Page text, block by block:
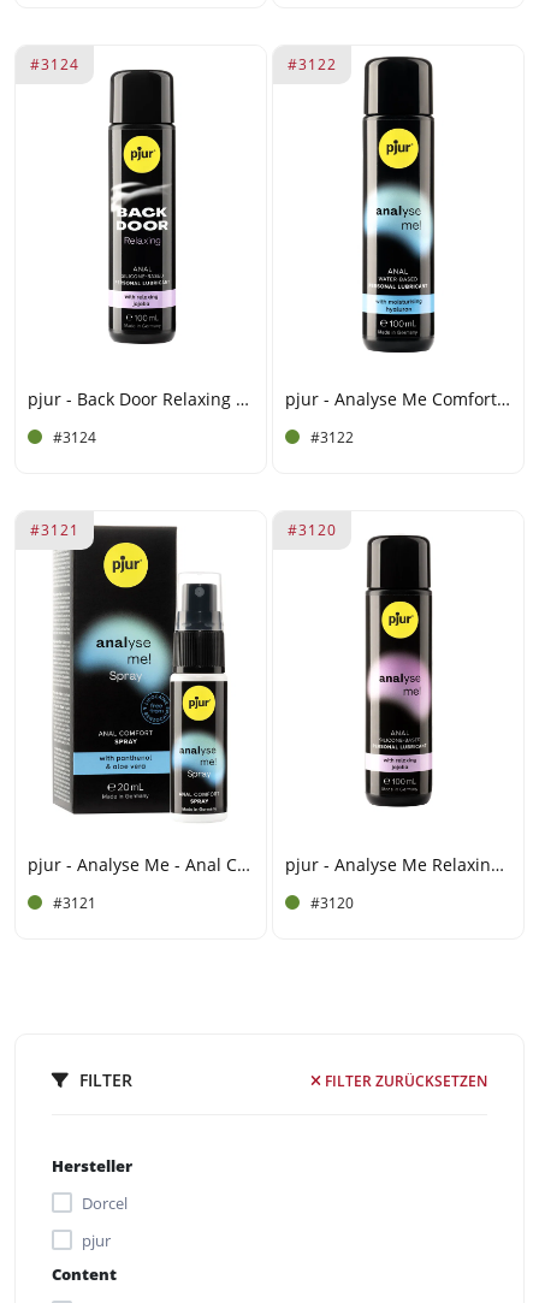
#3124
pjur - Back Door Relaxing - Gleitmittel auf Silikonbasis - 100 ml
#3124
#3122
pjur - Analyse Me Comfort - Gleitmittel auf Wasserbasis - 100 ml
#3122
#3121
pjur - Analyse Me - Anal Comfort Spray - 20 ml
#3121
#3120
pjur - Analyse Me Relaxing - Gleitmittel auf Silikonbasis - 100 ml
#3120
FILTER FILTER ZURÜCKSETZEN
Hersteller
Dorcel
pjur
Content